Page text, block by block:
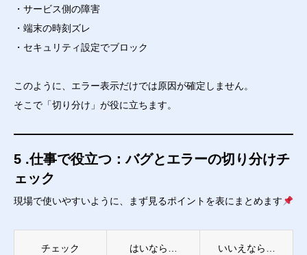
・サービス側の障害
・端末の時刻ズレ
・セキュリティ設定でブロック
このように、エラー表示だけでは原因が確定しません。
そこで「切り分け」が役に立ちます。
5 .仕事で役立つ：バグとエラーの切り分けチ
ェック
現場で使いやすいように、まず見るポイントを表にまとめます
チェック はいなら… いいえなら…